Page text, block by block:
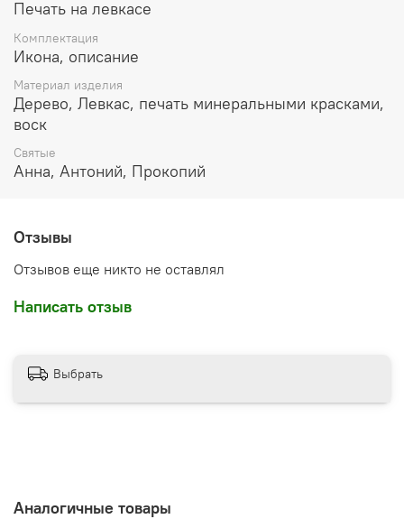
Печать на левкасе
Комплектация
Икона, описание
Материал изделия
Дерево, Левкас, печать минеральными красками,
воск
Святые
Анна, Антоний, Прокопий
Отзывы
Отзывов еще никто не оставлял
Написать отзыв
Выбрать
Аналогичные товары